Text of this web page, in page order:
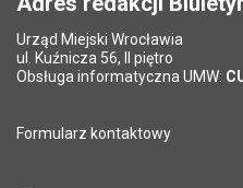
*
Pole wymagane
Urząd Miejski Wrocławia
ul. Kuźnicza 56, II piętro
Obsługa informatyczna UMW:
Formularz kontaktowy